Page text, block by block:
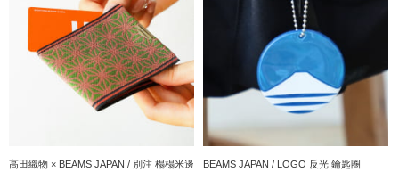
高田織物 × BEAMS JAPAN / 別注 榻榻米邊
BEAMS JAPAN / LOGO 反光 鑰匙圈